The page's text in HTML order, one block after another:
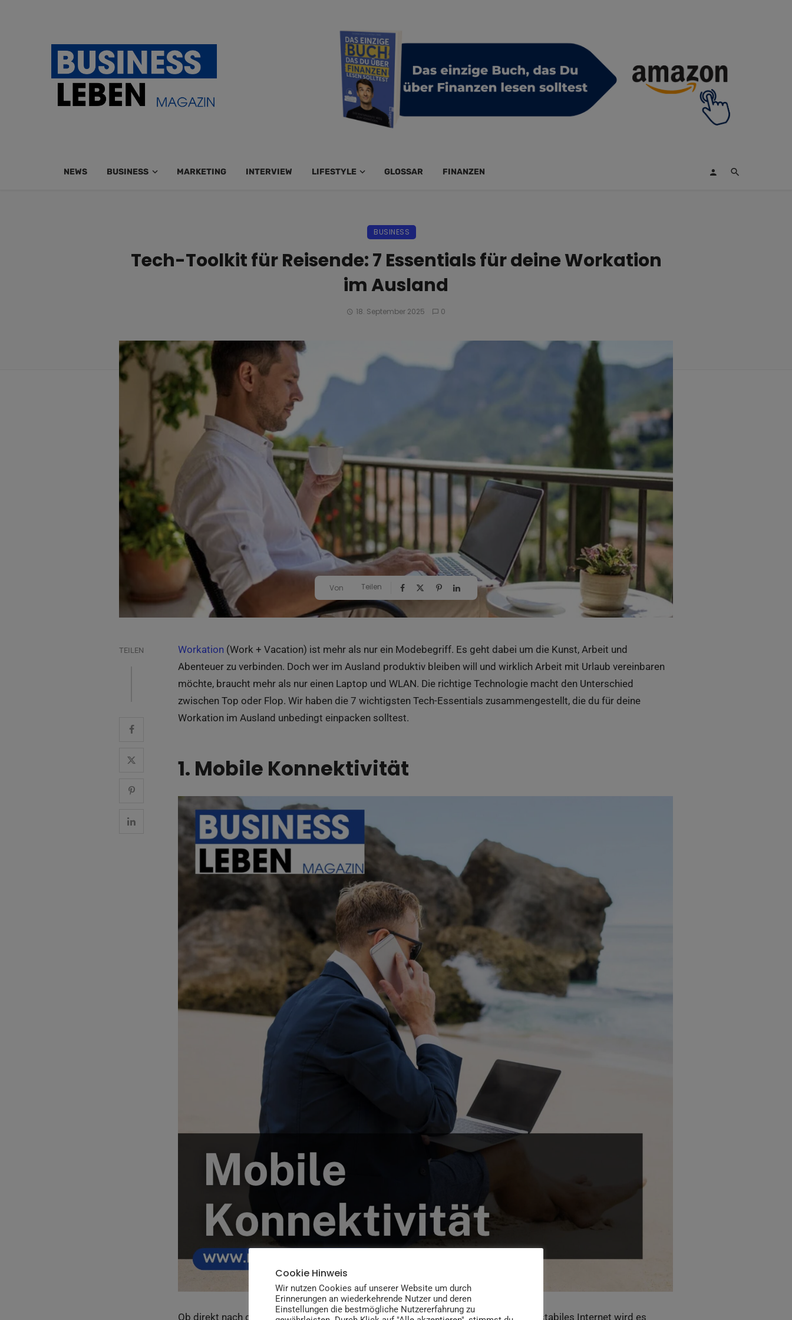
NEWS BUSINESS MARKETING INTERVIEW LIFESTYLE GLOSSAR FINANZEN
BUSINESS
Tech-Toolkit für Reisende: 7 Essentials für deine Workation
im Ausland
18. September 2025 0
Von Teilen
TEILEN Workation (Work + Vacation) ist mehr als nur ein Modebegriff. Es geht dabei um die Kunst, Arbeit und
Abenteuer zu verbinden. Doch wer im Ausland produktiv bleiben will und wirklich Arbeit mit Urlaub vereinbaren
möchte, braucht mehr als nur einen Laptop und WLAN. Die richtige Technologie macht den Unterschied
zwischen Top oder Flop. Wir haben die 7 wichtigsten Tech-Essentials zusammengestellt, die du für deine
Workation im Ausland unbedingt einpacken solltest.
1. Mobile Konnektivität
Ob direkt nach der Landung Mails checken oder spontan im Café arbeiten – ohne stabiles Internet wird es
Cookie Hinweis
Wir nutzen Cookies auf unserer Website um durch
Erinnerungen an wiederkehrende Nutzer und deren
Einstellungen die bestmögliche Nutzererfahrung zu